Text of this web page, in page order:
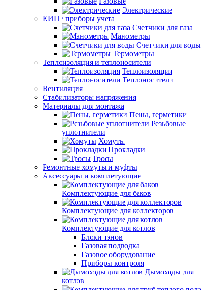
Электрические
КИП / приборы учета
Счетчики для газа
Манометры
Счетчики для воды
Термометры
Теплоизоляция и теплоносители
Теплоизоляция
Теплоносители
Вентиляция
Стабилизаторы напряжения
Материалы для монтажа
Пены, герметики
Резьбовые
уплотнители
Хомуты
Прокладки
Тросы
Ремонтные хомуты и муфты
Аксессуары и комплетующие
Комплектующие для баков
Комплектующие для коллекторов
Комплектующие для котлов
Блоки тэнов
Газовая подводка
Газовое оборудование
Приборы контроля
Дымоходы для
котлов